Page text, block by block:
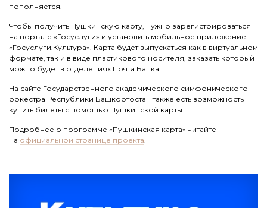
пополняется.
Чтобы получить Пушкинскую карту, нужно зарегистрироваться
на портале «Госуслуги» и установить мобильное приложение
«Госуслуги.Культура». Карта будет выпускаться как в виртуальном
формате, так и в виде пластикового носителя, заказать который
можно будет в отделениях Почта Банка.
На сайте Государственного академического симфонического
оркестра Республики Башкортостан также есть возможность
купить билеты с помощью Пушкинской карты.
Подробнее о программе «Пушкинская карта» читайте
на официальной странице проекта.